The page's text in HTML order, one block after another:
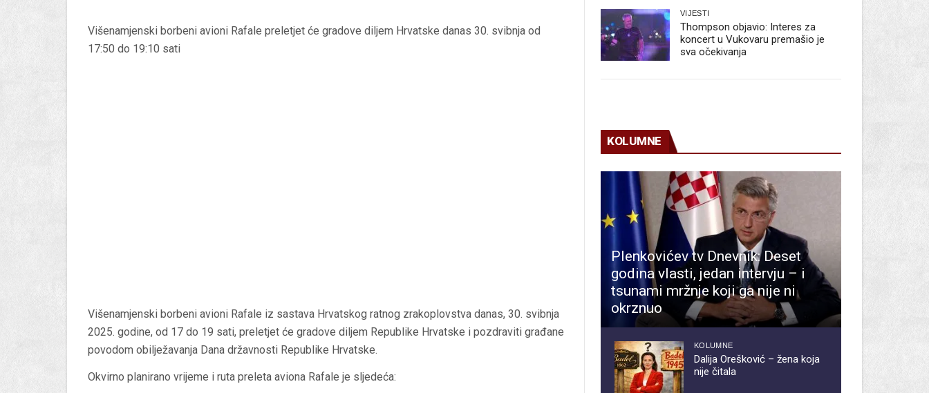
Višenamjenski borbeni avioni Rafale preletjet će gradove diljem Hrvatske danas 30. svibnja od
17:50 do 19:10 sati
Višenamjenski borbeni avioni Rafale iz sastava Hrvatskog ratnog zrakoplovstva danas, 30. svibnja
2025. godine, od 17 do 19 sati, preletjet će gradove diljem Republike Hrvatske i pozdraviti građane
povodom obilježavanja Dana državnosti Republike Hrvatske.
Okvirno planirano vrijeme i ruta preleta aviona Rafale je sljedeća:
VIJESTI
Thompson objavio: Interes za
koncert u Vukovaru premašio je
sva očekivanja
KOLUMNE
Plenkovićev tv Dnevnik: Deset
godina vlasti, jedan intervju – i
tsunami mržnje koji ga nije ni
okrznuo
KOLUMNE
Dalija Orešković – žena koja
nije čitala